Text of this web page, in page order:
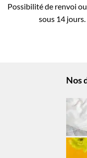
Possibilité de renvoi
sous 14 jours.
Nos